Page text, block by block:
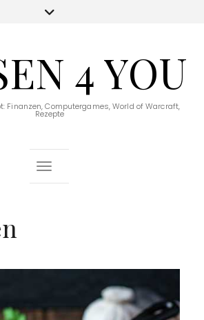
4 YOU
Finanzen, Computergames, World of Warcraft,
Rezepte
Toggle Navigation